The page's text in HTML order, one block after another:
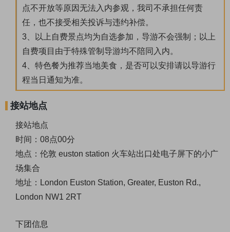
点不开放等原因无法入内参观，我司不承担任何责
任，也不接受相关投诉与违约补偿。
3、以上自费景点均为自选参加，导游不会强制；以上
自费项目由于特殊管制导游均不陪同入内。
4、特色餐为推荐当地美食，是否可以安排请以导游行
程当日通知为准。
接站地点
接站地点
时间：08点00分
地点：伦敦 euston station 火车站出口处电子屏下的小广
场集合
地址：London Euston Station, Greater, Euston Rd.,
London NW1 2RT
下团信息